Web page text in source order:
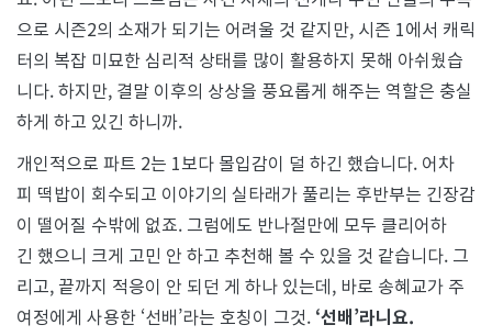
으로 시즌2의 소재가 되기는 어려울 것 같지만, 시즌 1에서 캐릭
터의 복잡 미묘한 심리적 상태를 많이 활용하지 못해 아쉬웠습
니다. 하지만, 결말 이후의 상상을 풍요롭게 해주는 역할은 충실
하게 하고 있긴 하니까.
개인적으로 파트 2는 1보다 몰입감이 덜 하긴 했습니다. 어차
피 떡밥이 회수되고 이야기의 실타래가 풀리는 후반부는 긴장감
이 떨어질 수밖에 없죠. 그럼에도 반나절만에 모두 클리어하
긴 했으니 크게 고민 안 하고 추천해 볼 수 있을 것 같습니다. 그
리고, 끝까지 적응이 안 되던 게 하나 있는데, 바로 송혜교가 주
여정에게 사용한 ‘선배’라는 호칭이 그것. ‘선배’라니요.